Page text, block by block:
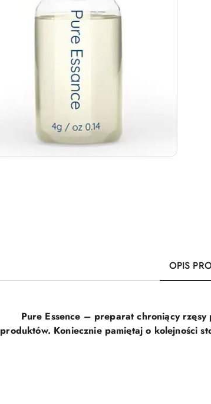
OPIS
Pure Essence – preparat chroniący
produktów. Koniecznie pamiętaj o kolejności